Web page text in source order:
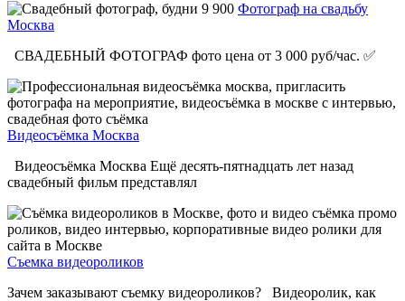
Фотограф на свадьбу
Москва
СВАДЕБНЫЙ ФОТОГРАФ фото цена от 3 000 руб/час. ✅
Видеосъёмка Москва
Видеосъёмка Москва Ещё десять-пятнадцать лет назад
свадебный фильм представлял
Съемка видеороликов
Зачем заказывают съемку видеороликов? Видеоролик, как